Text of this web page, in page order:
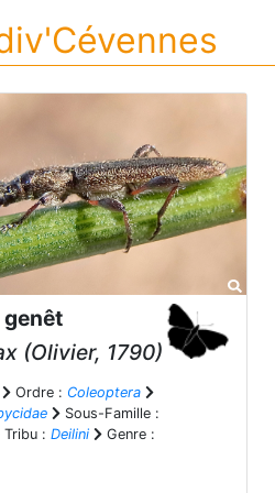
(Olivier, 1790)
Ordre : Coleoptera
Sous-Famille :
Tribu : Deilini
Genre :